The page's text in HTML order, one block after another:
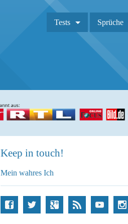
Tests Sprüche
Keep in touch!
Mein wahres Ich